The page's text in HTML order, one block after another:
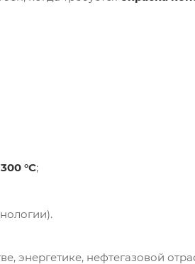
°C;
энергетике, нефтегазовой